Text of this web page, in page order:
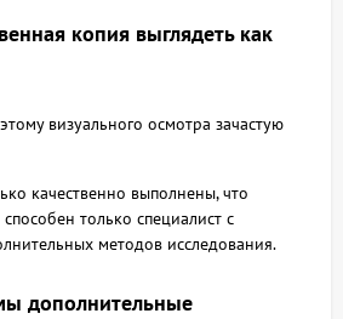
копия выглядеть как
визуального осмотра зачастую
качественно выполнены, что
только специалист с
методов исследования.
дополнительные